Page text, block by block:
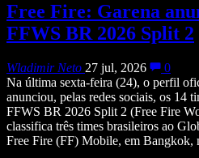
Free Fire: Garena
FFWS BR 2026 Split 2
Wladimir Neto 27 jul, 2026
0
Na última sexta-feira (24), o perfil
anunciou, pelas redes sociais, os 14
FFWS BR 2026 Split 2 (Free Fire
classifica três times brasileiros ao
Free Fire (FF) Mobile, em